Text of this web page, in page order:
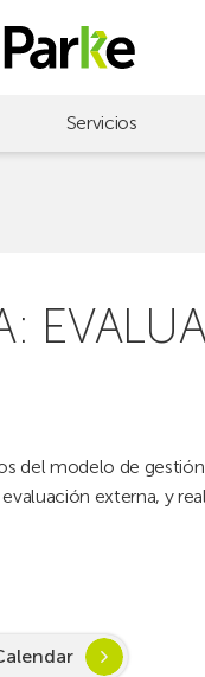
Servicios
del modelo de
externa, y